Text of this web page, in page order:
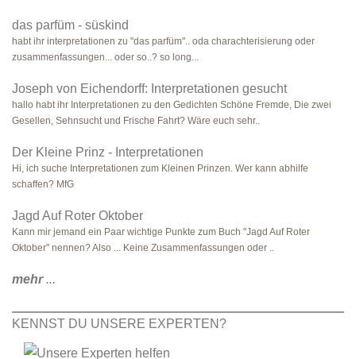
das parfüm - süskind
habt ihr interpretationen zu "das parfüm".. oda charachterisierung oder
zusammenfassungen... oder so..? so long...
Joseph von Eichendorff: Interpretationen gesucht
hallo habt ihr Interpretationen zu den Gedichten Schöne Fremde, Die zwei
Gesellen, Sehnsucht und Frische Fahrt? Wäre euch sehr..
Der Kleine Prinz - Interpretationen
Hi, ich suche Interpretationen zum Kleinen Prinzen. Wer kann abhilfe
schaffen? MfG
Jagd Auf Roter Oktober
Kann mir jemand ein Paar wichtige Punkte zum Buch "Jagd Auf Roter
Oktober" nennen? Also ... Keine Zusammenfassungen oder ..
mehr...
KENNST DU UNSERE EXPERTEN?